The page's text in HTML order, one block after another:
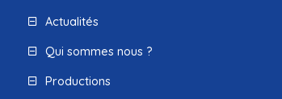
Actualités
Qui sommes nous ?
Productions